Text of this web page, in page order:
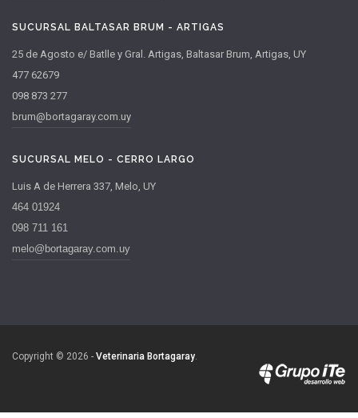
SUCURSAL BALTASAR BRUM - ARTIGAS
25 de Agosto e/ Batlle y Gral. Artigas, Baltasar Brum, Artigas, UY
477 62679
098 873 277
brum@bortagaray.com.uy
SUCURSAL MELO - CERRO LARGO
Luis A de Herrera 337, Melo, UY
464 01924
098 711 161
melo@bortagaray.com.uy
Copyright © 2026 - Veterinaria Bortagaray.